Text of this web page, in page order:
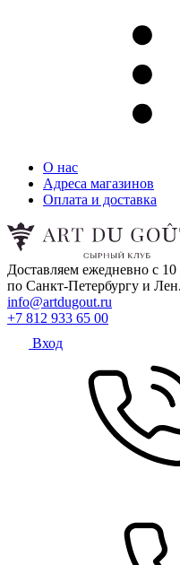
О нас
Адреса магазинов
Оплата и доставка
Доставляем ежедневно с 10
по Санкт-Петербургу и
info@artdugout.ru
+7 812 933 65 00
Вход